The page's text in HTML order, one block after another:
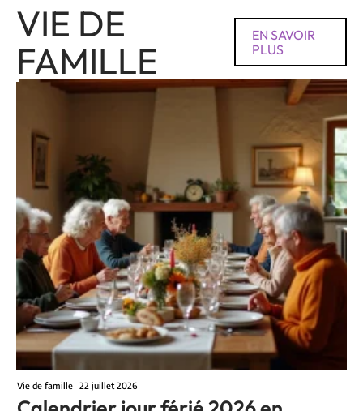
VIE DE
FAMILLE
EN SAVOIR
PLUS
Vie de famille 22 juillet 2026